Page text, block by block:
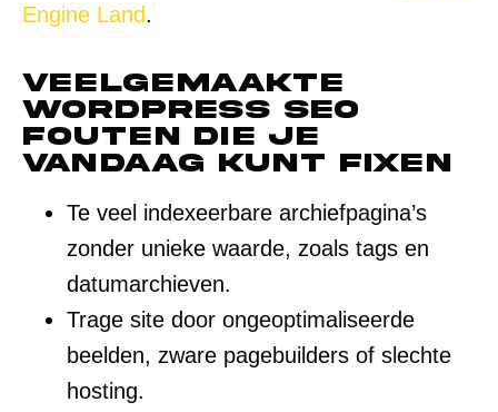
Engine Land.
Veelgemaakte
WordPress SEO
fouten die je
vandaag kunt fixen
Te veel indexeerbare archiefpagina’s
zonder unieke waarde, zoals tags en
datumarchieven.
Trage site door ongeoptimaliseerde
beelden, zware pagebuilders of slechte
hosting.